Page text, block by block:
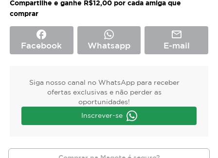
Compartilhe e ganhe R$12,00 por cada amiga que
comprar
facebook
Facebook Whatsapp
mail_outline
E-mail
Siga nosso canal no WhatsApp para receber
ofertas exclusivas e não perder as
oportunidades!
Inscrever-se